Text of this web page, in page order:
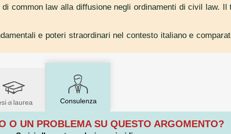
common law alla diffusione negli ordinamenti di civil law. Il
e poteri straordinari nel contesto italiano e
di laurea Consulenza
O UN PROBLEMA SU QUESTO ARGOMENTO?